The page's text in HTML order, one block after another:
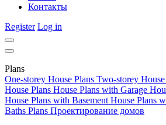
Контакты
Register Log in
Plans
One-storey House Plans Two-storey House
House Plans House Plans with Garage
House Plans with Basement House Plans
Baths Plans Проектирование домов